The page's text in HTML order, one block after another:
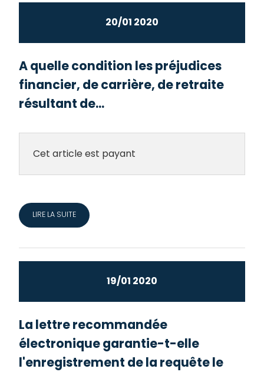
20/01 2020
A quelle condition les préjudices
financier, de carrière, de retraite
résultant de...
Cet article est payant
LIRE LA SUITE
19/01 2020
La lettre recommandée
électronique garantie-t-elle
l'enregistrement de la requête le